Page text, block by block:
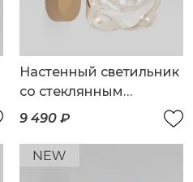
Настенный светильник
со стеклянным
плафоном
9 490 ₽